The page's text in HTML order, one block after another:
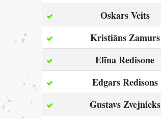
Oskars Veits
Kristiāns Zamurs
Elīna Redisone
Edgars Redisons
Gustavs Zvejnieks